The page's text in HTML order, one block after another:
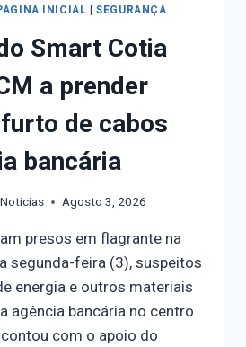
INICIAL |SEGURANÇA
Smart Cotia
a prender
de cabos
bancária
Agosto 3, 2026
presos em flagrante na
segunda-feira (3), suspeitos
energia e outros materiais
agência bancária no centro
com o apoio do